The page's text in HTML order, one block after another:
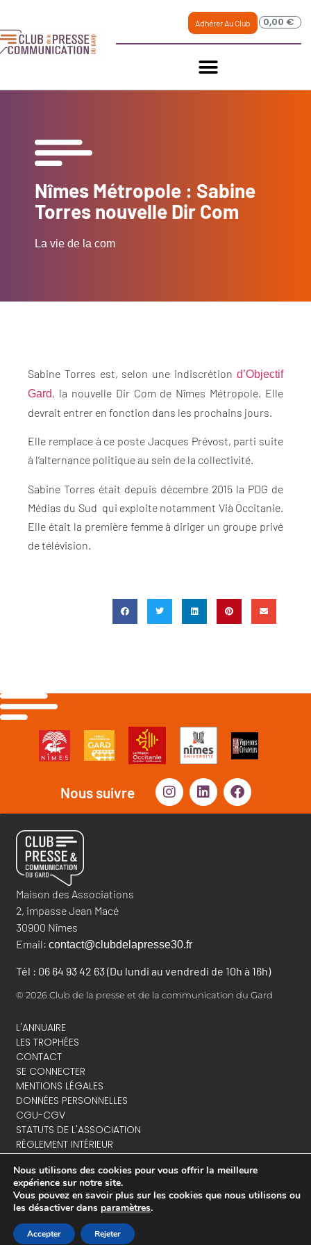
Adhérer Au Club 0,00 €
Nîmes Métropole : Sabine
Torres nouvelle Dir Com
La vie de la com
Sabine Torres est, selon une indiscrétion d’Objectif
Gard, la nouvelle Dir Com de Nîmes Métropole. Elle
devrait entrer en fonction dans les prochains jours.
Elle remplace à ce poste Jacques Prévost, parti suite
à l’alternance politique au sein de la collectivité.
Sabine Torres était depuis décembre 2015 la PDG de
Médias du Sud qui exploite notamment Vià Occitanie.
Elle était la première femme à diriger un groupe privé
de télévision.
Nous suivre
Maison des Associations
2, impasse Jean Macé
30900 Nîmes
Email: contact@clubdelapresse30.fr
Tél : 06 64 93 42 63 (Du lundi au vendredi de 10h à 16h)
© 2026 Club de la presse et de la communication du Gard
L'ANNUAIRE
LES TROPHÉES
CONTACT
SE CONNECTER
MENTIONS LÉGALES
DONNÉES PERSONNELLES
CGU-CGV
STATUTS DE L'ASSOCIATION
RÈGLEMENT INTÉRIEUR
NOUS CONTACTER
Nous utilisons des cookies pour vous offrir la meilleure
expérience sur notre site.
Vous pouvez en savoir plus sur les cookies que nous utilisons ou
les désactiver dans paramètres.
Accepter Rejeter